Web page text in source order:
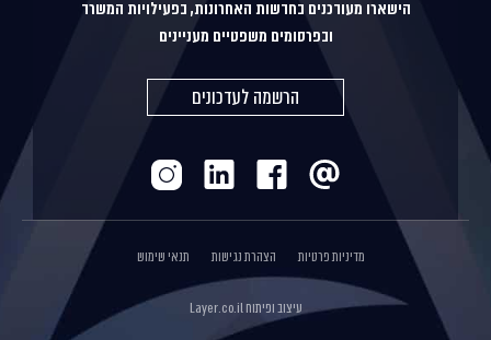
הישארו מעודכנים בחדשות האחרונות, בפעילויות המשרד
ובפרסומים משפטיים מעניינים
הרשמה לעדכונים
מדיניות פרטיות הצהרת נגישות תנאי שימוש
עיצוב ופיתוחLayer.co.il